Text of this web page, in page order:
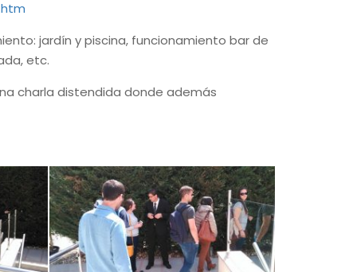
jardín y piscina, funcionamiento bar de
etc.
charla distendida donde además